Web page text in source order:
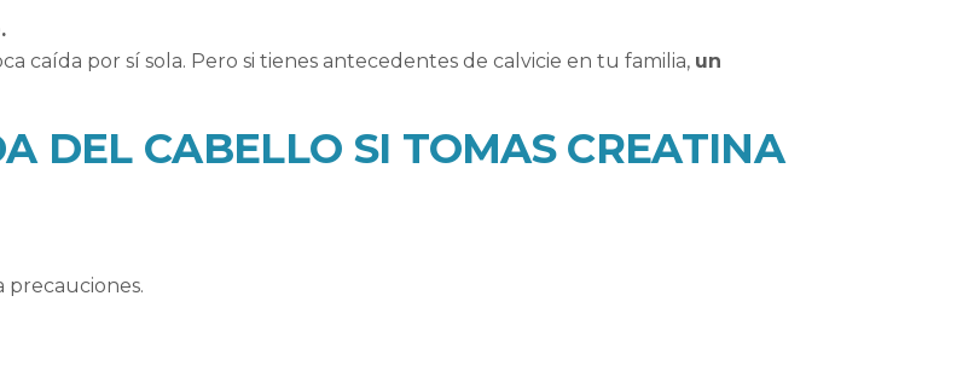
caída por sí sola. Pero si tienes antecedentes de calvicie en tu familia, un
DEL CABELLO SI TOMAS CREATINA
precauciones.